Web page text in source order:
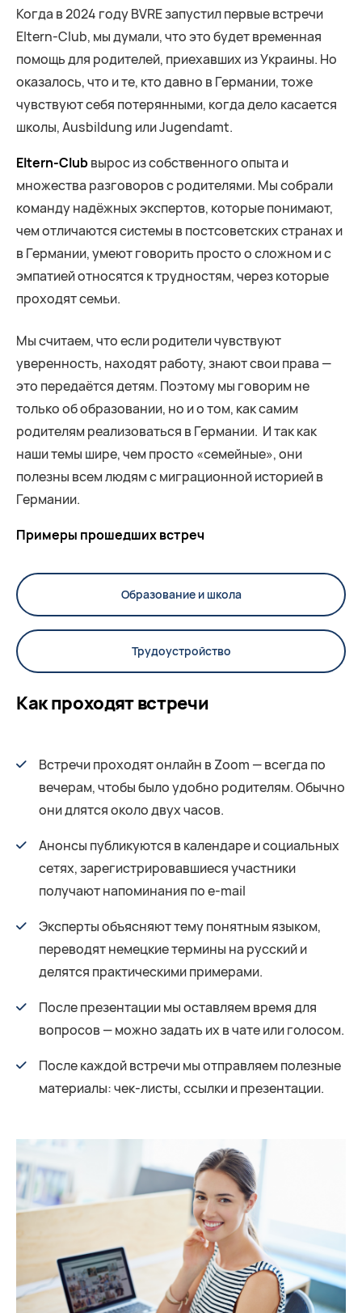
Когда в 2024 году BVRE запустил первые встречи
Eltern-Club, мы думали, что это будет временная
помощь для родителей, приехавших из Украины. Но
оказалось, что и те, кто давно в Германии, тоже
чувствуют себя потерянными, когда дело касается
школы, Ausbildung или Jugendamt.
Eltern-Clubвырос из собственного опыта и
множества разговоров с родителями. Мы собрали
команду надёжных экспертов, которые понимают,
чем отличаются системы в постсоветских странах и
в Германии, умеют говорить просто о сложном и с
эмпатией относятся к трудностям, через которые
проходят семьи.
Мы считаем, что если родители чувствуют
уверенность, находят работу, знают свои права —
это передаётся детям. Поэтому мы говорим не
только об образовании, но и о том, как самим
родителям реализоваться в Германии. И так как
наши темы шире, чем просто «семейные», они
полезны всем людям с миграционной историей в
Германии.
Примеры прошедших встреч
Образование и школа
Трудоустройство
Как проходят встречи
Встречи проходят онлайн в Zoom — всегда по
вечерам, чтобы было удобно родителям. Обычно
они длятся около двух часов.
Анонсы публикуются в календаре и социальных
сетях, зарегистрировавшиеся участники
получают напоминания по e-mail
Эксперты объясняют тему понятным языком,
переводят немецкие термины на русский и
делятся практическими примерами.
После презентации мы оставляем время для
вопросов — можно задать их в чате или голосом.
После каждой встречи мы отправляем полезные
материалы: чек-листы, ссылки и презентации.